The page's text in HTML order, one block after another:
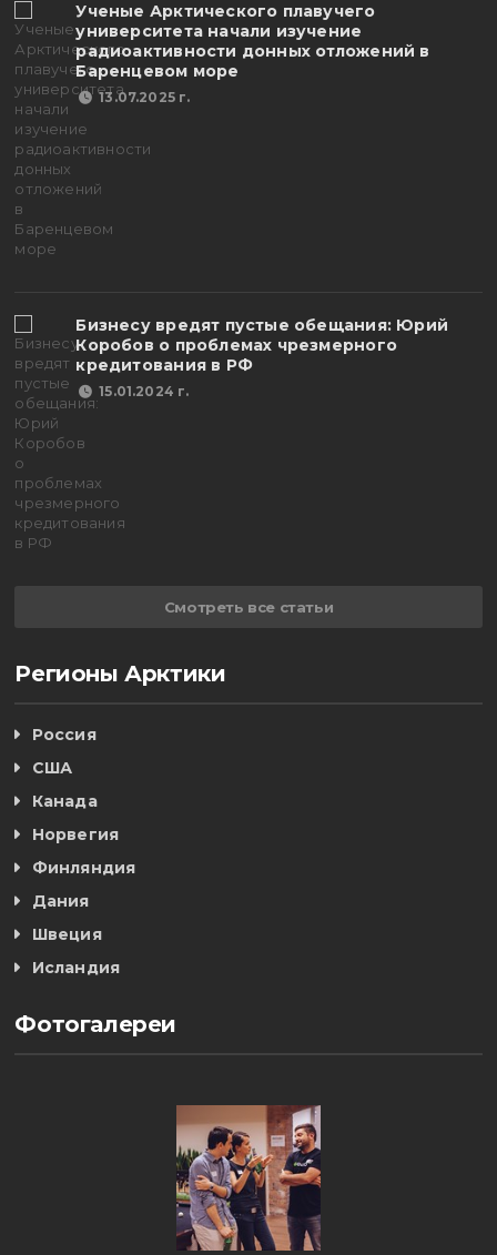
Ученые Арктического плавучего
университета начали изучение
радиоактивности донных отложений в
Баренцевом море
13.07.2025 г.
Бизнесу вредят пустые обещания: Юрий
Коробов о проблемах чрезмерного
кредитования в РФ
15.01.2024 г.
Смотреть все статьи
Регионы Арктики
Россия
США
Канада
Норвегия
Финляндия
Дания
Швеция
Исландия
Фотогалереи